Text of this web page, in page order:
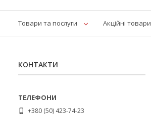
Товари та послуги Акційні товари
КОНТАКТИ
+380 (50) 423-74-23